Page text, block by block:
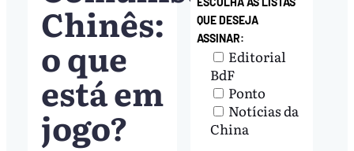
Chinês:
o que
está em
jogo?
QUE DESEJA
ASSINAR:
Editorial
BdF
Ponto
Notícias da
China